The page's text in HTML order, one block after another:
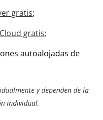
gratis;
gratis;
autoalojadas de
y dependen de la
individual.